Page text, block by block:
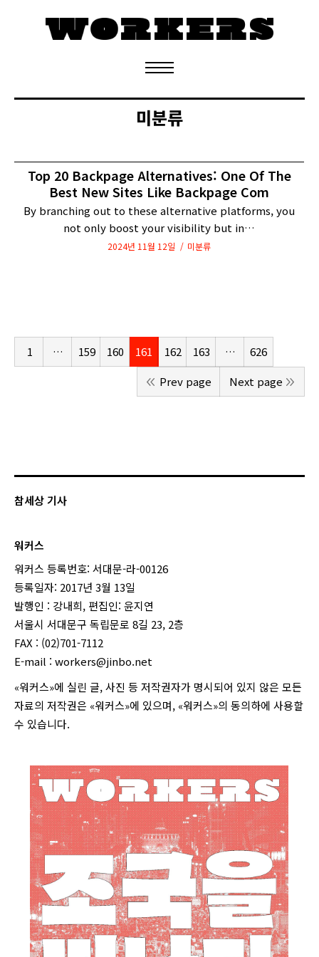
정기구독 신청
미분류
Top 20 Backpage Alternatives: One Of The
Best New Sites Like Backpage Com
By branching out to these alternative platforms, you
not only boost your visibility but in…
2024년 11월 12일 미분류
1 … 159 160 161 162 163 …
626
Prev page
Next page
참세상 기사
워커스
워커스 등록번호: 서대문-라-00126
등록일자: 2017년 3월 13일
발행인 : 강내희, 편집인: 윤지연
서울시 서대문구 독립문로 8길 23, 2층
FAX : (02)701-7112
E-mail : workers@jinbo.net
«워커스»에 실린 글, 사진 등 저작권자가 명시되어 있지 않은 모든
자료의 저작권은 «워커스»에 있으며, «워커스»의 동의하에 사용할
수 있습니다.